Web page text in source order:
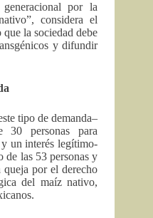
generacional por la
considera el
la sociedad debe
y difundir
tipo de demanda–
personas para
un interés legítimo-
de las 53 personas y
queja por el derecho
del maíz nativo,